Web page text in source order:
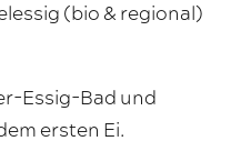
(bio & regional)
Essig-Bad und
ersten Ei.